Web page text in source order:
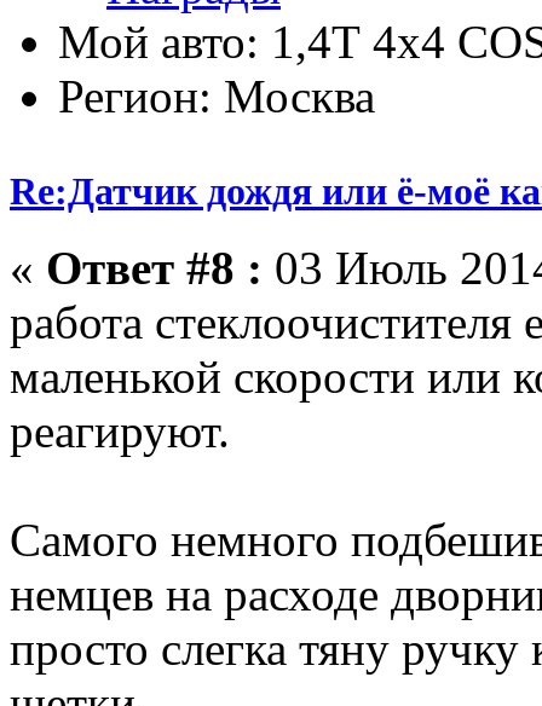
Мой авто: 1,4Т 4х4
Регион: Москва
Re:Датчик дождя или ё-моё
« Ответ #8 : 03 Июль
работа стеклоочистителя
маленькой скорости или
реагируют.
Самого немного
немцев на расходе
просто слегка тяну